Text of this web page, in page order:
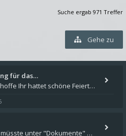
Suche ergab 971 Treffer
Gehe zu
für das…
Hallo zusammen, ich hoffe Ihr hattet schöne Feiertage und kommt auch gut ins neue Jahr. Ich schreibe hier kurz zur Infor
Wenn das Speil installiert ist, müsste unter "Dokumente" auf Deinem Rechner ein Verzeichnis "blade of destiny" sein. Dar